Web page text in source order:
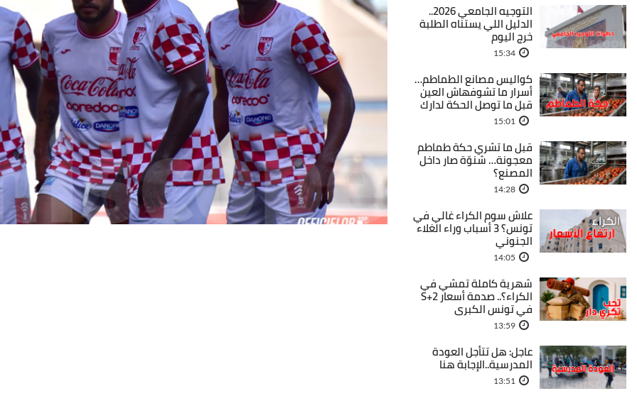
التوجيه الجامعي 2026..
الدليل اللي يستناه الطلبة
خرج اليوم
15:34
كواليس مصانع الطماطم…
أسرار ما تشوفهاش العين
قبل ما توصل الحكة لدارك
15:01
قبل ما تشري حكة طماطم
معجونة… شنوّة صار داخل
المصنع؟
14:28
علاش سوم الكراء غالي في
تونس؟ 3 أسباب وراء الغلاء
الجنوني
14:05
شهرية كاملة تمشي في
الكراء؟.. صدمة أسعار S+2
في تونس الكبرى
13:59
عاجل: هل تتأجل العودة
المدرسية..الإجابة هنا
13:51